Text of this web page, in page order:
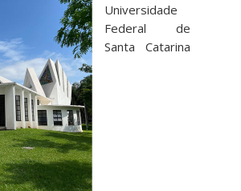
Universidade
Federal de
Santa Catarina